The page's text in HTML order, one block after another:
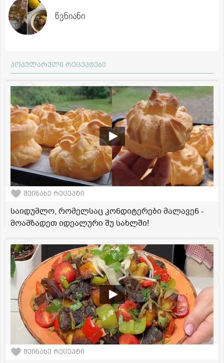
წვნიანი
პოპულარული რეცეპტები
შეინახე რეცეპტი
საიდუმლო, რომელსაც კონდიტერები მალავენ -
მოამზადეთ იდეალური შუ სახლში!
შეინახე რეცეპტი